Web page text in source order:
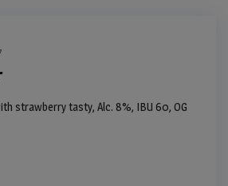
strawberry tasty, Alc. 8%, IBU 60, OG